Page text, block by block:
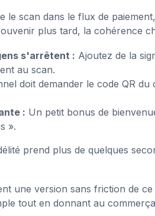
le scan dans le flux de
plus tard, la cohérence
s'arrêtent : Ajoutez de la
au scan.
doit demander le code QR
: Un petit bonus de
».
prend plus de quelques
une version sans friction de
tout en donnant au